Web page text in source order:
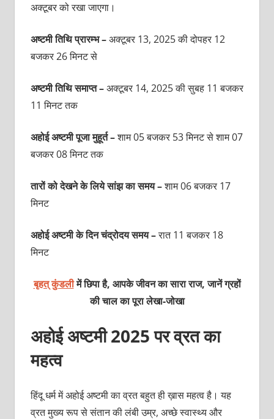
अक्टूबर को रखा जाएगा।
अष्टमी तिथि प्रारम्भ –अक्टूबर 13, 2025 की दोपहर 12
बजकर 26 मिनट से
अष्टमी तिथि समाप्त –अक्टूबर 14, 2025 की सुबह 11 बजकर
11 मिनट तक
अहोई अष्टमी पूजा मुहूर्त –शाम 05 बजकर 53 मिनट से शाम 07
बजकर 08 मिनट तक
तारों को देखने के लिये सांझ का समय –शाम 06 बजकर 17
मिनट
अहोई अष्टमी के दिन चंद्रोदय समय –रात 11 बजकर 18
मिनट
बृहत् कुंडलीमें छिपा है, आपके जीवन का सारा राज, जानें ग्रहों
की चाल का पूरा लेखा-जोखा
अहोई अष्टमी 2025 पर व्रत का
महत्व
हिंदू धर्म में अहोई अष्टमी का व्रत बहुत ही ख़ास महत्व है। यह
व्रत मुख्य रूप से संतान की लंबी उम्र, अच्छे स्वास्थ्य और